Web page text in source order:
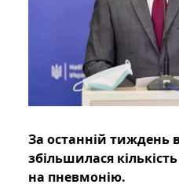
За останній тиждень в
збільшилася
на пневмонію.